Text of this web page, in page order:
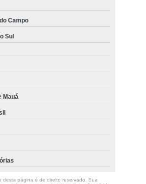
Campo
Sul
Mauá
desta página é de direito reservado. Sua